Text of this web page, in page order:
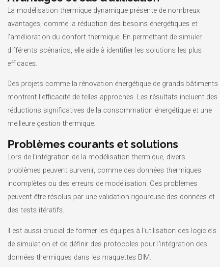
La modélisation thermique dynamique présente de nombreux
avantages, comme la réduction des besoins énergétiques et
l’amélioration du confort thermique. En permettant de simuler
différents scénarios, elle aide à identifier les solutions les plus
efficaces.
Des projets comme la rénovation énergétique de grands bâtiments
montrent l’efficacité de telles approches. Les résultats incluent des
réductions significatives de la consommation énergétique et une
meilleure gestion thermique.
Problèmes courants et solutions
Lors de l’intégration de la modélisation thermique, divers
problèmes peuvent survenir, comme des données thermiques
incomplètes ou des erreurs de modélisation. Ces problèmes
peuvent être résolus par une validation rigoureuse des données et
des tests itératifs.
Il est aussi crucial de former les équipes à l’utilisation des logiciels
de simulation et de définir des protocoles pour l’intégration des
données thermiques dans les maquettes BIM.